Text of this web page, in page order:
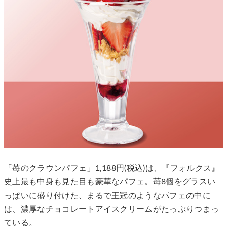
「苺のクラウンパフェ」1,188円(税込)は、『フォルクス』
史上最も中身も見た目も豪華なパフェ。苺8個をグラスい
っぱいに盛り付けた、まるで王冠のようなパフェの中に
は、濃厚なチョコレートアイスクリームがたっぷりつまっ
ている。